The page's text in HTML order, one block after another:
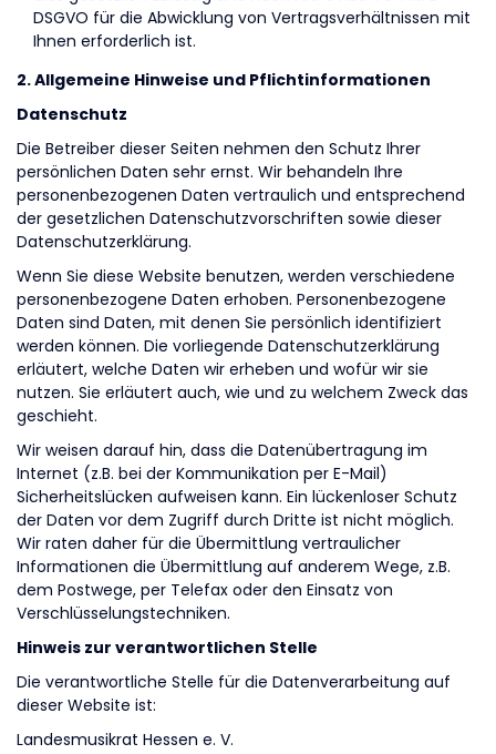
DSGVO für die Abwicklung von Vertragsverhältnissen mit
Ihnen erforderlich ist.
2. Allgemeine Hinweise und Pflichtinformationen
Datenschutz
Die Betreiber dieser Seiten nehmen den Schutz Ihrer
persönlichen Daten sehr ernst. Wir behandeln Ihre
personenbezogenen Daten vertraulich und entsprechend
der gesetzlichen Datenschutzvorschriften sowie dieser
Datenschutzerklärung.
Wenn Sie diese Website benutzen, werden verschiedene
personenbezogene Daten erhoben. Personenbezogene
Daten sind Daten, mit denen Sie persönlich identifiziert
werden können. Die vorliegende Datenschutzerklärung
erläutert, welche Daten wir erheben und wofür wir sie
nutzen. Sie erläutert auch, wie und zu welchem Zweck das
geschieht.
Wir weisen darauf hin, dass die Datenübertragung im
Internet (z.B. bei der Kommunikation per E-Mail)
Sicherheitslücken aufweisen kann. Ein lückenloser Schutz
der Daten vor dem Zugriff durch Dritte ist nicht möglich.
Wir raten daher für die Übermittlung vertraulicher
Informationen die Übermittlung auf anderem Wege, z.B.
dem Postwege, per Telefax oder den Einsatz von
Verschlüsselungstechniken.
Hinweis zur verantwortlichen Stelle
Die verantwortliche Stelle für die Datenverarbeitung auf
dieser Website ist:
Landesmusikrat Hessen e. V.